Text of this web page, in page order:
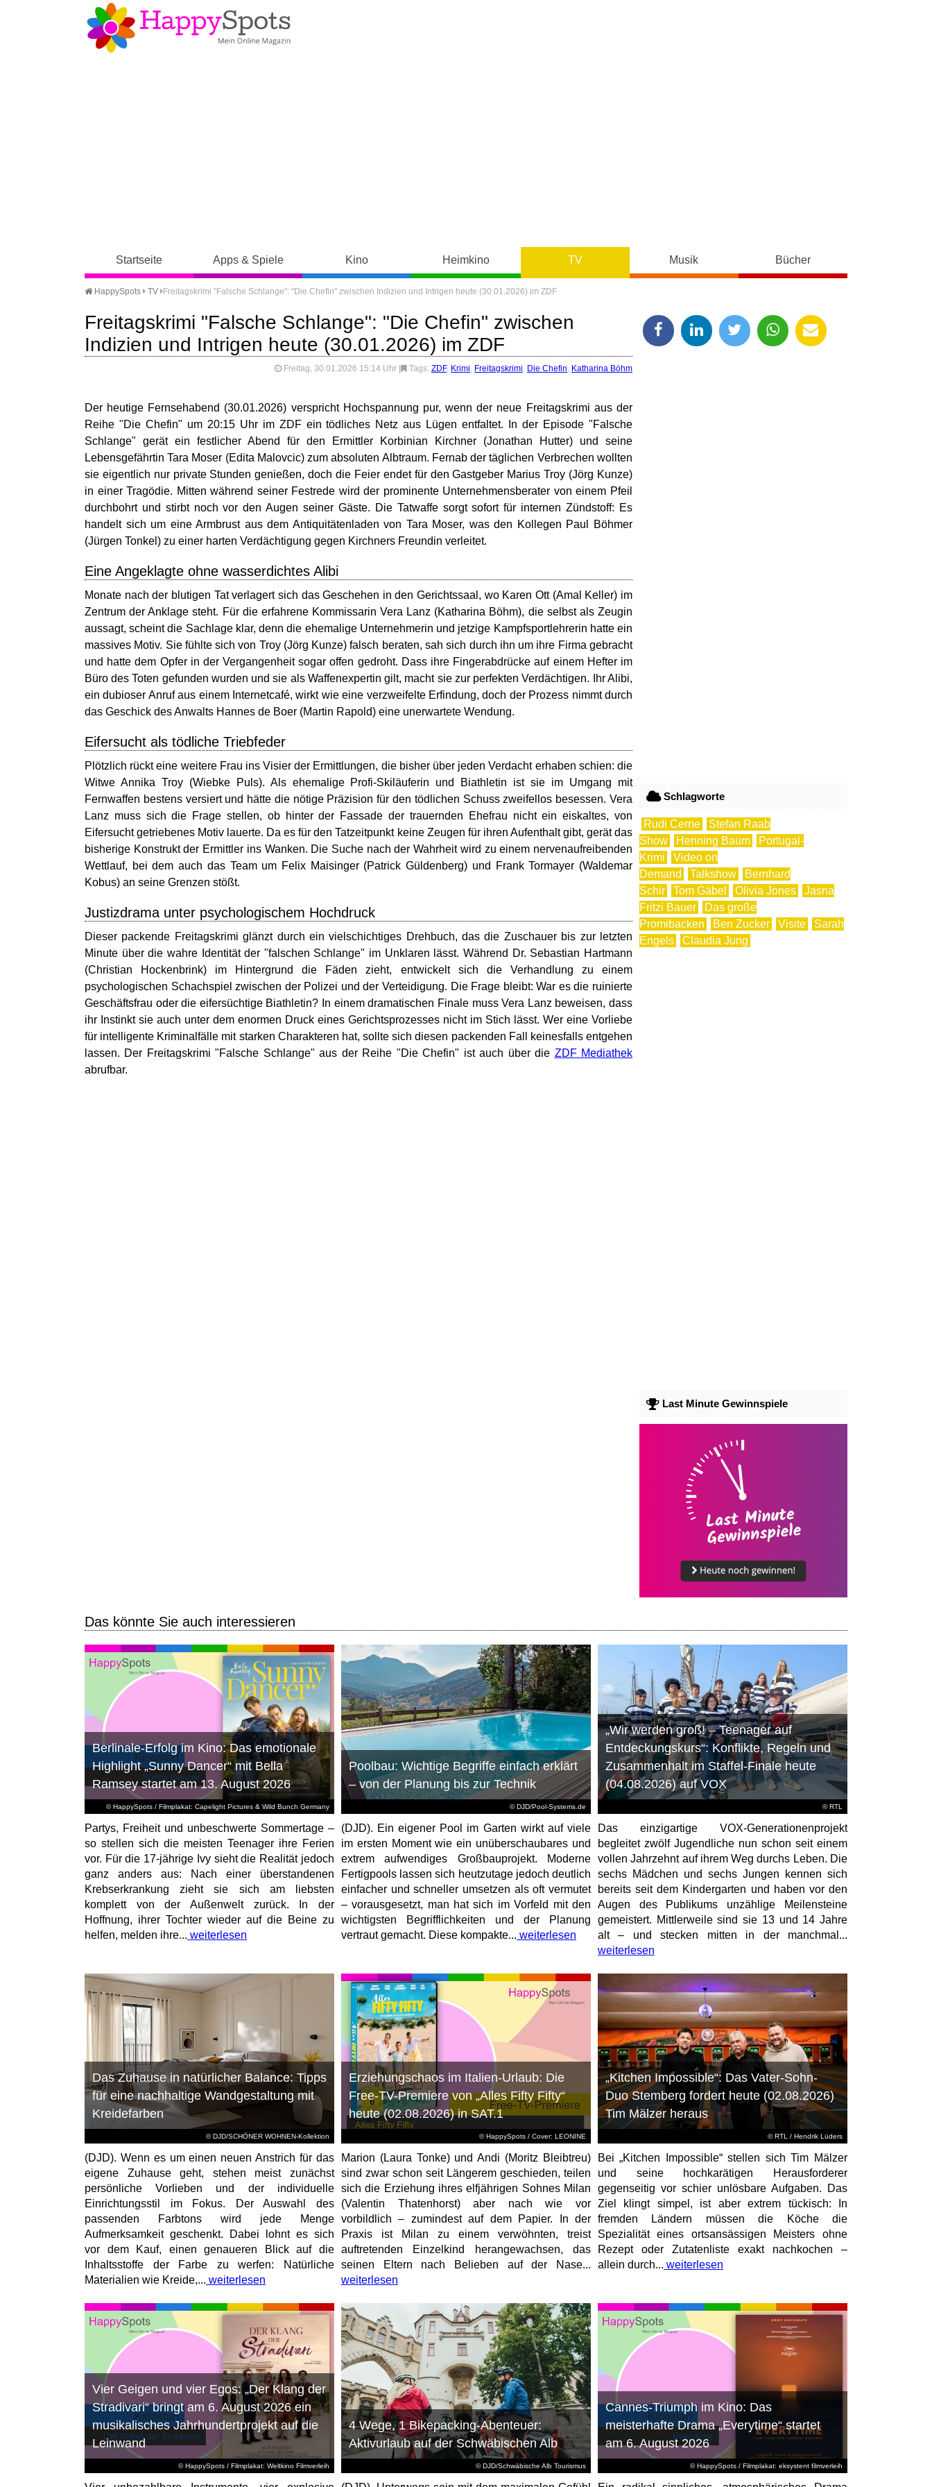
Startseite Apps & Spiele Kino Heimkino TV Musik Bücher
HappySpots TV Freitagskrimi "Falsche Schlange": "Die Chefin" zwischen Indizien und Intrigen heute (30.01.2026) im ZDF
Freitagskrimi "Falsche Schlange": "Die Chefin" zwischen
Indizien und Intrigen heute (30.01.2026) im ZDF
Freitag, 30.01.2026 15:14 Uhr Tags: ZDF, Krimi, Freitagskrimi, Die Chefin, Katharina Böhm
Der heutige Fernsehabend (30.01.2026) verspricht Hochspannung pur, wenn der neue Freitagskrimi aus der
Reihe "Die Chefin" um 20:15 Uhr im ZDF ein tödliches Netz aus Lügen entfaltet. In der Episode "Falsche
Schlange" gerät ein festlicher Abend für den Ermittler Korbinian Kirchner (Jonathan Hutter) und seine
Lebensgefährtin Tara Moser (Edita Malovcic) zum absoluten Albtraum. Fernab der täglichen Verbrechen wollten
sie eigentlich nur private Stunden genießen, doch die Feier endet für den Gastgeber Marius Troy (Jörg Kunze)
in einer Tragödie. Mitten während seiner Festrede wird der prominente Unternehmensberater von einem Pfeil
durchbohrt und stirbt noch vor den Augen seiner Gäste. Die Tatwaffe sorgt sofort für internen Zündstoff: Es
handelt sich um eine Armbrust aus dem Antiquitätenladen von Tara Moser, was den Kollegen Paul Böhmer
(Jürgen Tonkel) zu einer harten Verdächtigung gegen Kirchners Freundin verleitet.
Eine Angeklagte ohne wasserdichtes Alibi
Monate nach der blutigen Tat verlagert sich das Geschehen in den Gerichtssaal, wo Karen Ott (Amal Keller) im
Zentrum der Anklage steht. Für die erfahrene Kommissarin Vera Lanz (Katharina Böhm), die selbst als Zeugin
aussagt, scheint die Sachlage klar, denn die ehemalige Unternehmerin und jetzige Kampfsportlehrerin hatte ein
massives Motiv. Sie fühlte sich von Troy (Jörg Kunze) falsch beraten, sah sich durch ihn um ihre Firma gebracht
und hatte dem Opfer in der Vergangenheit sogar offen gedroht. Dass ihre Fingerabdrücke auf einem Hefter im
Büro des Toten gefunden wurden und sie als Waffenexpertin gilt, macht sie zur perfekten Verdächtigen. Ihr Alibi,
ein dubioser Anruf aus einem Internetcafé, wirkt wie eine verzweifelte Erfindung, doch der Prozess nimmt durch
das Geschick des Anwalts Hannes de Boer (Martin Rapold) eine unerwartete Wendung.
Eifersucht als tödliche Triebfeder
Plötzlich rückt eine weitere Frau ins Visier der Ermittlungen, die bisher über jeden Verdacht erhaben schien: die
Witwe Annika Troy (Wiebke Puls). Als ehemalige Profi-Skiläuferin und Biathletin ist sie im Umgang mit
Fernwaffen bestens versiert und hätte die nötige Präzision für den tödlichen Schuss zweifellos besessen. Vera
Lanz muss sich die Frage stellen, ob hinter der Fassade der trauernden Ehefrau nicht ein eiskaltes, von
Eifersucht getriebenes Motiv lauerte. Da es für den Tatzeitpunkt keine Zeugen für ihren Aufenthalt gibt, gerät das
bisherige Konstrukt der Ermittler ins Wanken. Die Suche nach der Wahrheit wird zu einem nervenaufreibenden
Wettlauf, bei dem auch das Team um Felix Maisinger (Patrick Güldenberg) und Frank Tormayer (Waldemar
Kobus) an seine Grenzen stößt.
Justizdrama unter psychologischem Hochdruck
Dieser packende Freitagskrimi glänzt durch ein vielschichtiges Drehbuch, das die Zuschauer bis zur letzten
Minute über die wahre Identität der "falschen Schlange" im Unklaren lässt. Während Dr. Sebastian Hartmann
(Christian Hockenbrink) im Hintergrund die Fäden zieht, entwickelt sich die Verhandlung zu einem
psychologischen Schachspiel zwischen der Polizei und der Verteidigung. Die Frage bleibt: War es die ruinierte
Geschäftsfrau oder die eifersüchtige Biathletin? In einem dramatischen Finale muss Vera Lanz beweisen, dass
ihr Instinkt sie auch unter dem enormen Druck eines Gerichtsprozesses nicht im Stich lässt. Wer eine Vorliebe
für intelligente Kriminalfälle mit starken Charakteren hat, sollte sich diesen packenden Fall keinesfalls entgehen
lassen. Der Freitagskrimi "Falsche Schlange" aus der Reihe "Die Chefin" ist auch über die ZDF Mediathek
abrufbar.
Schlagworte
Rudi Cerne
Stefan Raab
Show
Henning Baum
Portugal-
Krimi
Video on
Demand
Talkshow
Bernhard
Schir
Tom Gäbel Olivia Jones
Jasna
Fritzi Bauer
Das große
Promibacken
Ben Zucker Visite
Sarah
Engels
Claudia Jung
Last Minute Gewinnspiele
Das könnte Sie auch interessieren
© HappySpots / Filmplakat: Capelight Pictures & Wild Bunch Germany
Berlinale-Erfolg im Kino: Das emotionale
Highlight „Sunny Dancer“ mit Bella
Ramsey startet am 13. August 2026
Partys, Freiheit und unbeschwerte Sommertage –
so stellen sich die meisten Teenager ihre Ferien
vor. Für die 17-jährige Ivy sieht die Realität jedoch
ganz anders aus: Nach einer überstandenen
Krebserkrankung zieht sie sich am liebsten
komplett von der Außenwelt zurück. In der
Hoffnung, ihrer Tochter wieder auf die Beine zu
helfen, melden ihre... weiterlesen
© DJD/Pool-Systems.de
Poolbau: Wichtige Begriffe einfach erklärt
– von der Planung bis zur Technik
(DJD). Ein eigener Pool im Garten wirkt auf viele
im ersten Moment wie ein unüberschaubares und
extrem aufwendiges Großbauprojekt. Moderne
Fertigpools lassen sich heutzutage jedoch deutlich
einfacher und schneller umsetzen als oft vermutet
– vorausgesetzt, man hat sich im Vorfeld mit den
wichtigsten Begrifflichkeiten und der Planung
vertraut gemacht. Diese kompakte... weiterlesen
© RTL
„Wir werden groß! – Teenager auf
Entdeckungskurs“: Konflikte, Regeln und
Zusammenhalt im Staffel-Finale heute
(04.08.2026) auf VOX
Das einzigartige VOX-Generationenprojekt
begleitet zwölf Jugendliche nun schon seit einem
vollen Jahrzehnt auf ihrem Weg durchs Leben. Die
sechs Mädchen und sechs Jungen kennen sich
bereits seit dem Kindergarten und haben vor den
Augen des Publikums unzählige Meilensteine
gemeistert. Mittlerweile sind sie 13 und 14 Jahre
alt – und stecken mitten in der manchmal...
weiterlesen
© DJD/SCHÖNER WOHNEN-Kollektion
Das Zuhause in natürlicher Balance: Tipps
für eine nachhaltige Wandgestaltung mit
Kreidefarben
(DJD). Wenn es um einen neuen Anstrich für das
eigene Zuhause geht, stehen meist zunächst
persönliche Vorlieben und der individuelle
Einrichtungsstil im Fokus. Der Auswahl des
passenden Farbtons wird jede Menge
Aufmerksamkeit geschenkt. Dabei lohnt es sich
vor dem Kauf, einen genaueren Blick auf die
Inhaltsstoffe der Farbe zu werfen: Natürliche
Materialien wie Kreide,... weiterlesen
© HappySpots / Cover: LEONINE
Erziehungschaos im Italien-Urlaub: Die
Free-TV-Premiere von „Alles Fifty Fifty“
heute (02.08.2026) in SAT.1
Marion (Laura Tonke) und Andi (Moritz Bleibtreu)
sind zwar schon seit Längerem geschieden, teilen
sich die Erziehung ihres elfjährigen Sohnes Milan
(Valentin Thatenhorst) aber nach wie vor
vorbildlich – zumindest auf dem Papier. In der
Praxis ist Milan zu einem verwöhnten, treist
auftretenden Einzelkind herangewachsen, das
seinen Eltern nach Belieben auf der Nase...
weiterlesen
© RTL/ Hendrik Lüders
„Kitchen Impossible“: Das Vater-Sohn-
Duo Stemberg fordert heute (02.08.2026)
Tim Mälzer heraus
Bei „Kitchen Impossible“ stellen sich Tim Mälzer
und seine hochkarätigen Herausforderer
gegenseitig vor schier unlösbare Aufgaben. Das
Ziel klingt simpel, ist aber extrem tückisch: In
fremden Ländern müssen die Köche die
Spezialität eines ortsansässigen Meisters ohne
Rezept oder Zutatenliste exakt nachkochen –
allein durch... weiterlesen
© HappySpots / Filmplakat: Weltkino Filmverleih
Vier Geigen und vier Egos: „Der Klang der
Stradivari“ bringt am 6. August 2026 ein
musikalisches Jahrhundertprojekt auf die
Leinwand
© DJD/Schwäbische Alb Tourismus
4 Wege, 1 Bikepacking-Abenteuer:
Aktivurlaub auf der Schwäbischen Alb
© HappySpots / Filmplakat: eksystent filmverleih
Cannes-Triumph im Kino: Das
meisterhafte Drama „Everytime“ startet
am 6. August 2026